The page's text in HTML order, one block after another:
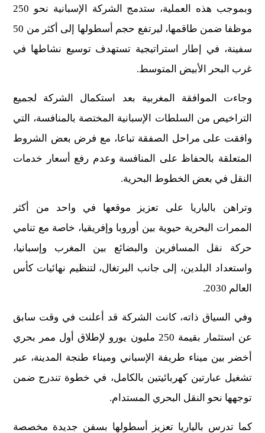
وبموجب هذه العملية، ستدمج الشركة الإسبانية نحو 250
موظفا ضمن طاقمها، ليرتفع حجم أسطولها إلى أكثر من 50
سفينة، في إطار استراتيجية تستهدف توسيع نشاطها في
غرب البحر الأبيض المتوسط.
وجاءت الموافقة المغربية بعد استكمال الشركة لجميع
التراخيص من السلطات الإسبانية المختصة بالمنافسة، التي
وافقت على مراحل الصفقة تباعا، مع فرض بعض الشروط
المتعلقة بالحفاظ على المنافسة وعدم رفع أسعار خدمات
النقل في بعض الخطوط البحرية.
وتراهن بالياريا على تعزيز موقعها في واحد من أكثر
الممرات البحرية حيوية بين أوروبا وإفريقيا، خاصة مع تنامي
حركة نقل المسافرين والبضائع بين المغرب وإسبانيا،
واستعداد البلدين، إلى جانب البرتغال، لتنظيم نهائيات كأس
العالم 2030.
وفي السياق ذاته، كانت الشركة قد أعلنت في وقت سابق
عن استثمار بقيمة 250 مليون يورو لإطلاق أول ممر بحري
أخضر بين ميناء طريفة الإسباني وميناء طنجة المدينة، عبر
تشغيل عبارتين كهربائيتين بالكامل، في خطوة تندرج ضمن
توجهها نحو النقل البحري المستدام.
كما تدرس بالياريا تعزيز أسطولها بسفن جديدة مخصصة